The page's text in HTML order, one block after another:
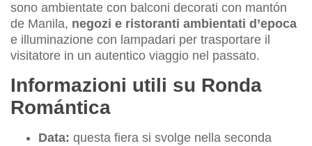
sono ambientate con balconi decorati con mantón
de Manila, negozi e ristoranti ambientati d’epoca
e illuminazione con lampadari per trasportare il
visitatore in un autentico viaggio nel passato.
Informazioni utili su Ronda
Romántica
Data: questa fiera si svolge nella seconda